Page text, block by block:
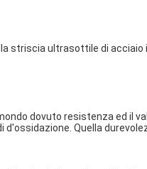
striscia ultrasottile di acciaio
dovuto resistenza ed il
Quella